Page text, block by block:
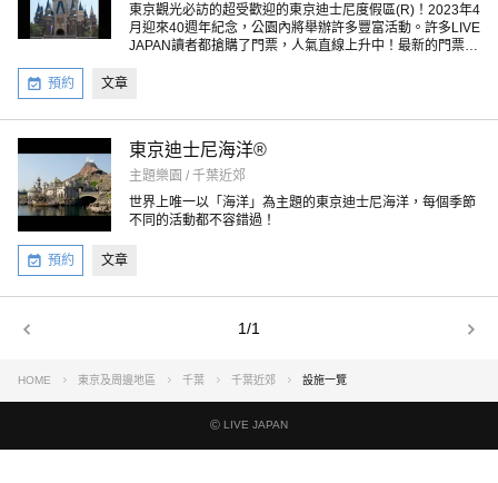
東京觀光必訪的超受歡迎的東京迪士尼度假區(R)！2023年4
月迎來40週年紀念，公園內將舉辦許多豐富活動。許多LIVE
JAPAN讀者都搶購了門票，人氣直線上升中！最新的門票資
預約
文章
東京迪士尼海洋®
主題樂園 / 千葉近郊
世界上唯一以「海洋」為主題的東京迪士尼海洋，每個季節
不同的活動都不容錯過！
預約 文章
1/1
HOME 東京及周邊地區 千葉 千葉近郊 設施一覽
© LIVE JAPAN